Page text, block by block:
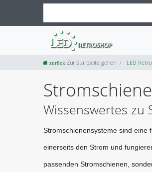
Zur Startseite gehen LED
Wissenswertes zu
Stromschienensysteme sind eine
einerseits den Strom und
passenden Stromschienen,